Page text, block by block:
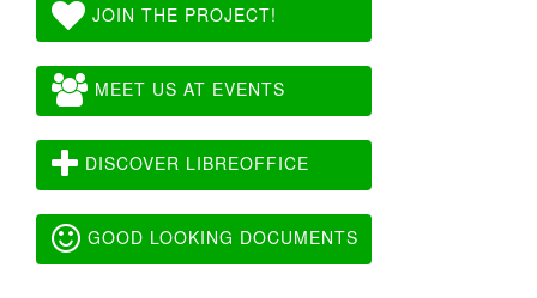
JOIN THE PROJECT!
MEET US AT EVENTS
DISCOVER LIBREOFFICE
GOOD LOOKING DOCUMENTS